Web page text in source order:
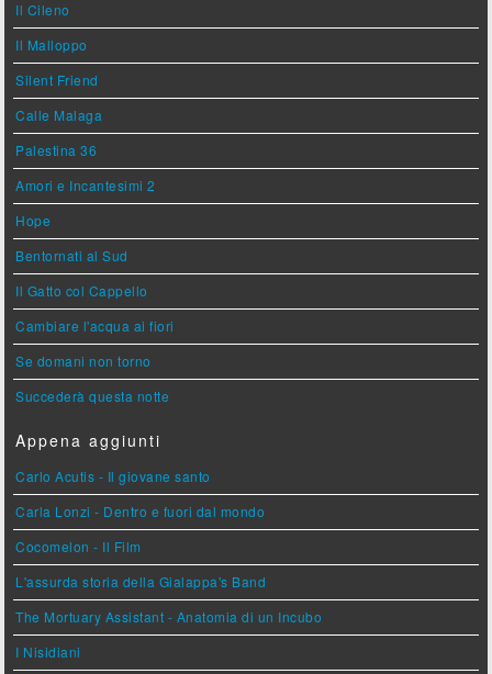
Il Cileno
Il Malloppo
Silent Friend
Calle Malaga
Palestina 36
Amori e Incantesimi 2
Hope
Bentornati al Sud
Il Gatto col Cappello
Cambiare l'acqua ai fiori
Se domani non torno
Succederà questa notte
Appena aggiunti
Carlo Acutis - Il giovane santo
Carla Lonzi - Dentro e fuori dal mondo
Cocomelon - Il Film
L'assurda storia della Gialappa's Band
The Mortuary Assistant - Anatomia di un Incubo
I Nisidiani